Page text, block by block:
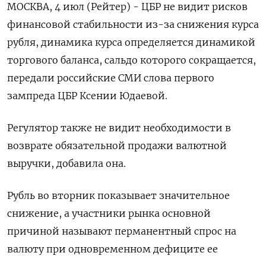
МОСКВА, 4 июл (Рейтер) - ЦБР не видит рисков
финансовой стабильности из-за снижения курса
рубля, динамика курса определяется динамикой
торгового баланса, сальдо которого сокращается,
передали российские СМИ слова первого
зампреда ЦБР Ксении Юдаевой.
Регулятор также не видит необходимости в
возврате обязательной продажи валютной
выручки, добавила она.
Рубль во вторник показывает значительное
снижение, а участники рынка основной
причиной называют перманентный спрос на
валюту при одновременном дефиците ее